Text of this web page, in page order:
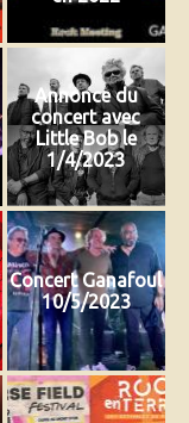
Annonce du
concert avec
Little Bob le
1/4/2023
Concert Ganafoul
10/5/2023